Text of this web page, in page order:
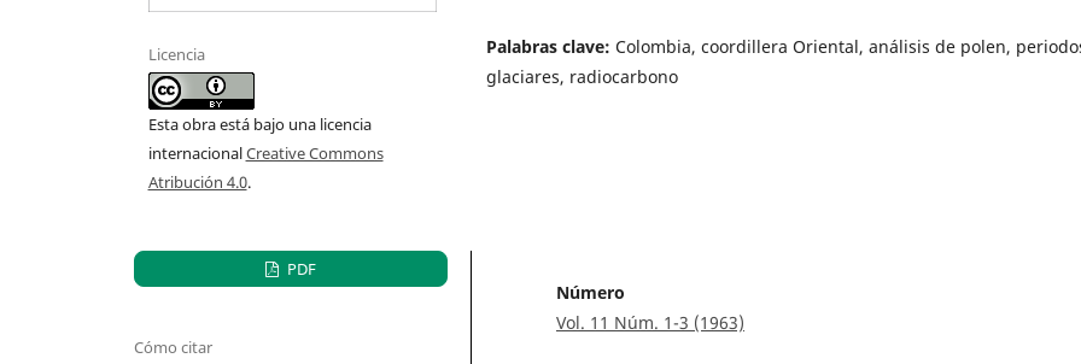
Palabras clave: Colombia, coordillera Oriental, análisis de polen,
glaciares, radiocarbono
Licencia
Esta obra está bajo una licencia
internacionalCreative Commons
Atribución 4.0.
PDF
Cómo citar
Número
Vol. 11 Núm. 1-3 (1963)